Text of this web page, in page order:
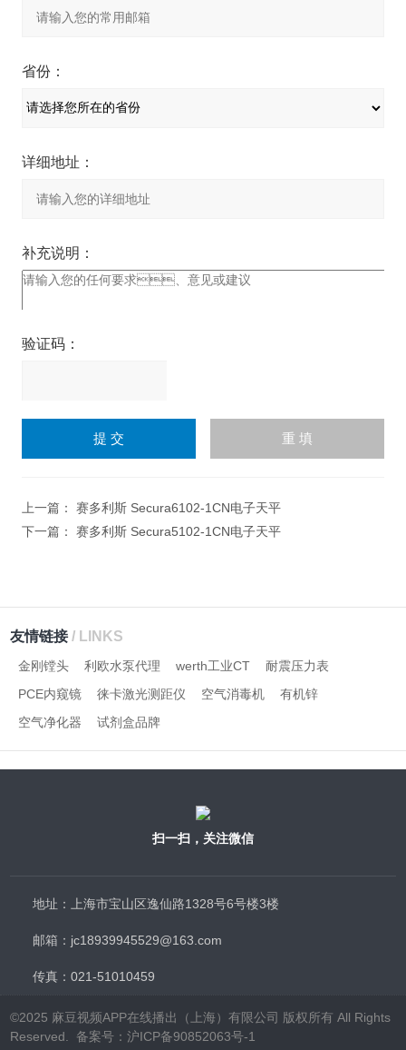
省份：
详细地址：
补充说明：
验证码：
上一篇： 赛多利斯 Secura6102-1CN电子天平
下一篇： 赛多利斯 Secura5102-1CN电子天平
友情链接/ LINKS
金刚镗头 利欧水泵代理 werth工业CT
耐震压力表
PCE内窥镜
徕卡激光测距仪 空气消毒机
有机锌
空气净化器
试剂盒品牌
扫一扫，关注微信
地址：上海市宝山区逸仙路1328号6号楼3楼
邮箱：jc18939945529@163.com
传真：021-51010459
©2025 麻豆视频APP在线播出（上海）有限公司 版权所有 All Rights
Reserved. 备案号：沪ICP备90852063号-1